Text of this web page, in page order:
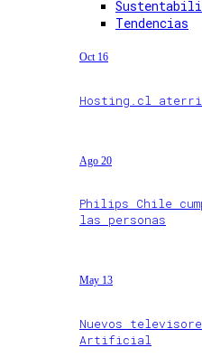
Tendencias
Oct 16
Hosting.cl
Ago 20
Philips Chile
las personas
May 13
Nuevos
Artificial